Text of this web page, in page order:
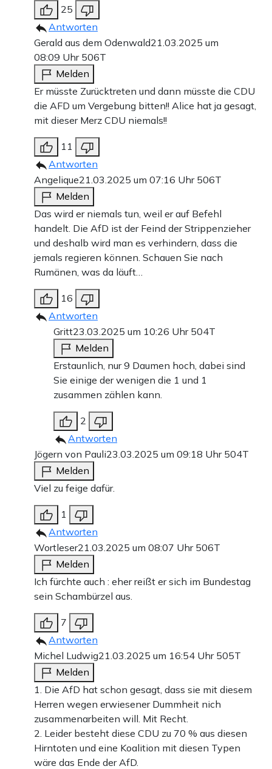
25
Antworten
Gerald aus dem Odenwald21.03.2025 um
08:09 Uhr 506T
Melden
Er müsste Zurücktreten und dann müsste die CDU
die AFD um Vergebung bitten!! Alice hat ja gesagt,
mit dieser Merz CDU niemals!!
11
Antworten
Angelique21.03.2025 um 07:16 Uhr 506T
Melden
Das wird er niemals tun, weil er auf Befehl
handelt. Die AfD ist der Feind der Strippenzieher
und deshalb wird man es verhindern, dass die
jemals regieren können. Schauen Sie nach
Rumänen, was da läuft…
16
Antworten
Gritt23.03.2025 um 10:26 Uhr 504T
Melden
Erstaunlich, nur 9 Daumen hoch, dabei sind
Sie einige der wenigen die 1 und 1
zusammen zählen kann.
2
Antworten
Jögern von Pauli23.03.2025 um 09:18 Uhr 504T
Melden
Viel zu feige dafür.
1
Antworten
Wortleser21.03.2025 um 08:07 Uhr 506T
Melden
Ich fürchte auch : eher reißt er sich im Bundestag
sein Schambürzel aus.
7
Antworten
Michel Ludwig21.03.2025 um 16:54 Uhr 505T
Melden
1. Die AfD hat schon gesagt, dass sie mit diesem
Herren wegen erwiesener Dummheit nich
zusammenarbeiten will. Mit Recht.
2. Leider besteht diese CDU zu 70 % aus diesen
Hirntoten und eine Koalition mit diesen Typen
wäre das Ende der AfD.